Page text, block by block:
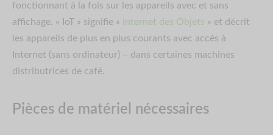
fonctionnant à la fois sur les appareils avec et sans
affichage. « IoT » signifie «
Internet des Objets » et décrit
les appareils de plus en plus courants avec accès à
Internet (sans ordinateur) – dans certaines machines
distributrices de café.
Pièces de matériel nécessaires